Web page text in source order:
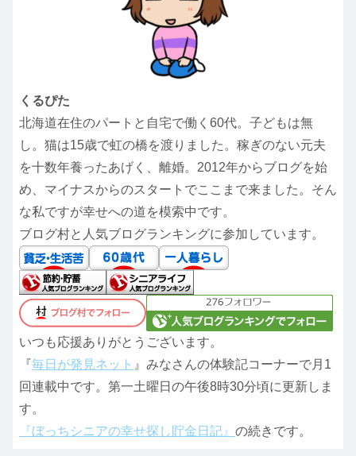
くるぴた
北海道在住のパートと自宅で働く60代。子どもは無
し。猫は15歳で虹の橋を渡りました。稼ぎのない元夫
を十数年養ったあげく、離婚。2012年からブログを始
め、マイナスからのスタートでここまで来ました。そん
な私ですが幸せへの道を模索中です。
ブログ村と人気ブログランキングに参加しています。
いつも応援ありがとうございます。
『毎日が発見ネット 』みなさんの体験記コーナーで月1
回連載中です。第一土曜日の午後8時30分頃に更新しま
す。
『ぼっちシニアの幸せ探し貯金日記』 の続きです。